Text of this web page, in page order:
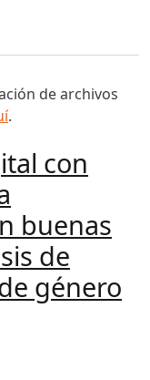
de archivos
.
con
buenas
de
género